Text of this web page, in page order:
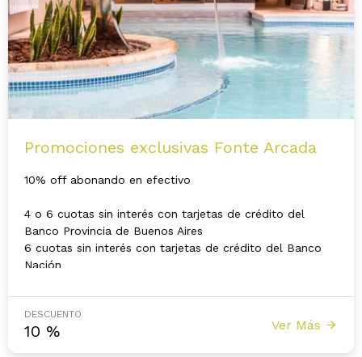
Promociones exclusivas Fonte Arcada
10% off abonando en efectivo
4 o 6 cuotas sin interés con tarjetas de crédito del
Banco Provincia de Buenos Aires
6 cuotas sin interés con tarjetas de crédito del Banco
Nación
DESCUENTO
10 % Ver Más